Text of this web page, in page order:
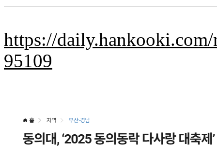
https://
95109